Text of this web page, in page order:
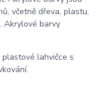
včetně dřeva, plastu,
Akrylové barvy
lahvičce s